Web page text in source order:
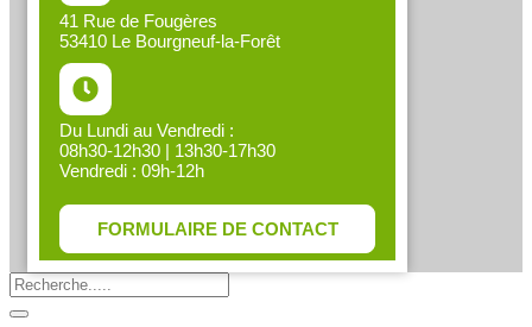
41 Rue de Fougères
53410 Le Bourgneuf-la-Forêt
Du Lundi au Vendredi :
08h30-12h30 | 13h30-17h30
Vendredi : 09h-12h
FORMULAIRE DE CONTACT